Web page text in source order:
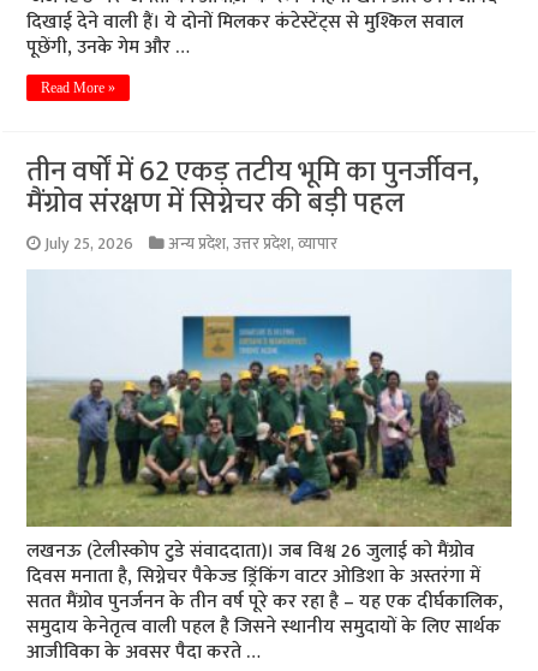
दिखाई देने वाली हैं। ये दोनों मिलकर कंटेस्टेंट्स से मुश्किल सवाल
पूछेंगी, उनके गेम और …
Read More »
तीन वर्षों में 62 एकड़ तटीय भूमि का पुनर्जीवन,
मैंग्रोव संरक्षण में सिग्नेचर की बड़ी पहल
July 25, 2026 अन्य प्रदेश,उत्तर प्रदेश,व्यापार
लखनऊ (टेलीस्कोप टुडे संवाददाता)। जब विश्व 26 जुलाई को मैंग्रोव
दिवस मनाता है, सिग्नेचर पैकेज्ड ड्रिंकिंग वाटर ओडिशा के अस्तरंगा में
सतत मैंग्रोव पुनर्जनन के तीन वर्ष पूरे कर रहा है – यह एक दीर्घकालिक,
समुदाय केनेतृत्व वाली पहल है जिसने स्थानीय समुदायों के लिए सार्थक
आजीविका के अवसर पैदा करते …